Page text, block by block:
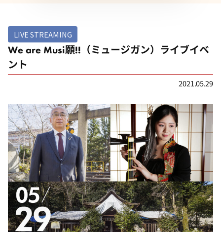
LIVE STREAMING
We are Musi願!!（ミュージガン）ライブイベ
ント
2021.05.29